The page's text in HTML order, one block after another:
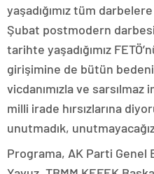
yaşadığımız tüm
Şubat postmodern
tarihte yaşadığımız
girişimine de bütün
vicdanımızla ve sarsılmaz
milli irade hırsızlarına
unutmadık,
Programa, AK Parti Genel